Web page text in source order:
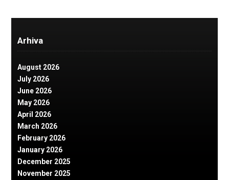
Arhiva
August 2026
July 2026
June 2026
May 2026
April 2026
March 2026
February 2026
January 2026
December 2025
November 2025